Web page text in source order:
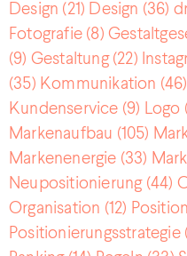
Design (21) Design (36)
Fotografie (8)
(9) Gestaltung(22)
(35) Kommunikation (46)
Kundenservice (9) Logo
Markenaufbau (105)
Markenenergie (33)
Neupositionierung(44)
Organisation (12)
Positionierungsstrategie